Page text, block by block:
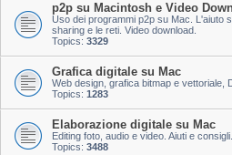
p2p su Macintosh e Video
Uso dei programmi p2p su Mac. L'aiuto
sharing e le reti. Video download.
Topics: 3329
Grafica digitale su Mac
Web design, grafica bitmap e vettoriale,
Topics: 1283
Elaborazione digitale su Mac
Editing foto, audio e video. Aiuti e consigli.
Topics: 3488